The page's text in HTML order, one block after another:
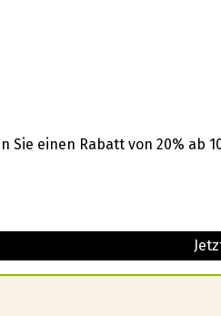
Sie einen Rabatt von 20% ab